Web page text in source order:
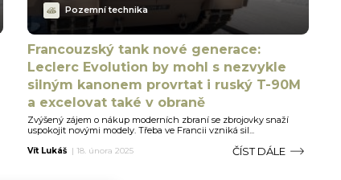
Pozemní technika
Francouzský tank nové generace:
Leclerc Evolution by mohl s nezvykle
silným kanonem provrtat i ruský T-90M
a excelovat také v obraně
Zvýšený zájem o nákup moderních zbraní se zbrojovky snaží
uspokojit novými modely. Třeba ve Francii vzniká sil...
Vít Lukáš | 18. února 2025 ČÍST DÁLE